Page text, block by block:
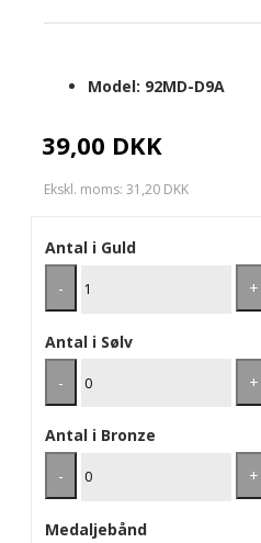
39,00 DKK
Ekskl. moms: 31,20 DKK
Model: 92MD-D9A
Antal i Guld
-
+
Antal i Sølv
-
+
Antal i Bronze
-
+
Medaljebånd